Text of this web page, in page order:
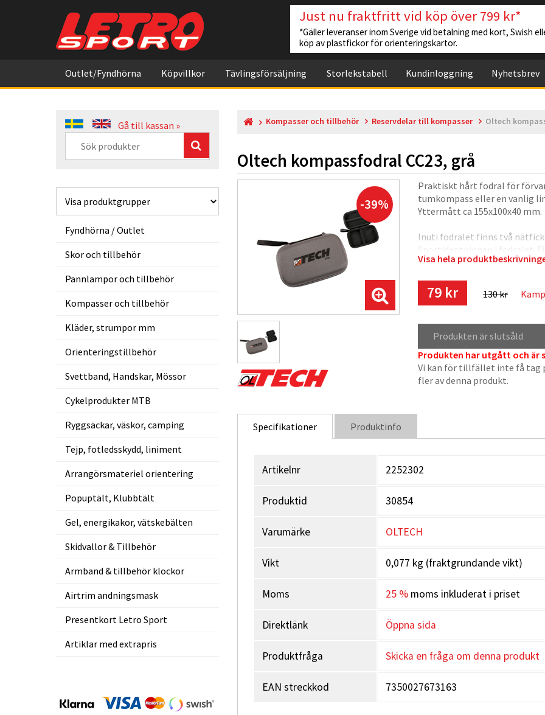
Just nu fraktfritt vid köp över 799 kr*
*Gäller leveranser inom Sverige vid betalning med kort, Swish
köp av plastfickor för orienteringskartor.
Outlet/Fyndhörna Köpvillkor Tävlingsförsäljning Storlekstabell Kundinloggning Nyhetsbrev
Gå till kassan »
Fyndhörna / Outlet
Skor och tillbehör
Pannlampor och tillbehör
Kompasser och tillbehör
Kläder, strumpor mm
Orienteringstillbehör
Svettband, Handskar, Mössor
Cykelprodukter MTB
Ryggsäckar, väskor, camping
Tejp, fotledsskydd, liniment
Arrangörsmateriel orientering
Popuptält, Klubbtält
Gel, energikakor, vätskebälten
Skidvallor & Tillbehör
Armband & tillbehör klockor
Airtrim andningsmask
Presentkort Letro Sport
Artiklar med extrapris
Kompasser och tillbehör Reservdelar till kompasser Oltech
Oltech kompassfodral CC23, grå
-39%
Praktiskt hårt fodral för
tumkompass eller en vanlig
Yttermått ca 155x100x40 mm.
Inuti fodralet finns två
Sportidentpinnen i fodralet.
turkos.
Visa hela
79 kr 130 kr
Produkten är slutsåld
Produkten har utgått och är
Vi kan för tillfället inte få tag
fler av denna produkt.
Specifikationer Produktinfo
Artikelnr 2252302
Produktid 30854
Varumärke OLTECH
Vikt 0,077 kg (fraktgrundande vikt)
Moms 25 %moms inkluderat i priset
Direktlänk Öppna sida
Produktfråga Skicka en fråga om denna produkt
EAN streckkod 7350027673163